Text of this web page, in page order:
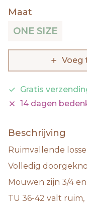
Maat
ONE SIZE
Voeg
Gratis
14 dagen
Beschrijving
Ruimvallende
Volledig
Mouwen zijn 3/4
TU 36-42 valt